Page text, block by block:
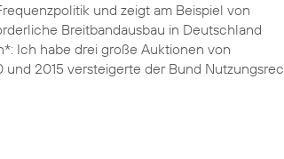
und zeigt am Beispiel von
Breitbandausbau in Deutschland
Ich habe drei große Auktionen von
2015 versteigerte der Bund